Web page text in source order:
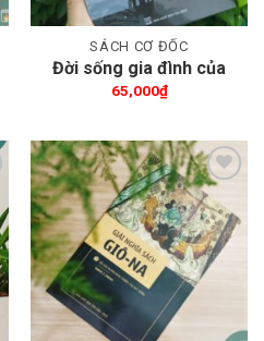
SÁCH CƠ ĐỐC
Đời sống gia đình của
người lãnh đạo Cơ Đốc
65,000₫
Thêm wishlist